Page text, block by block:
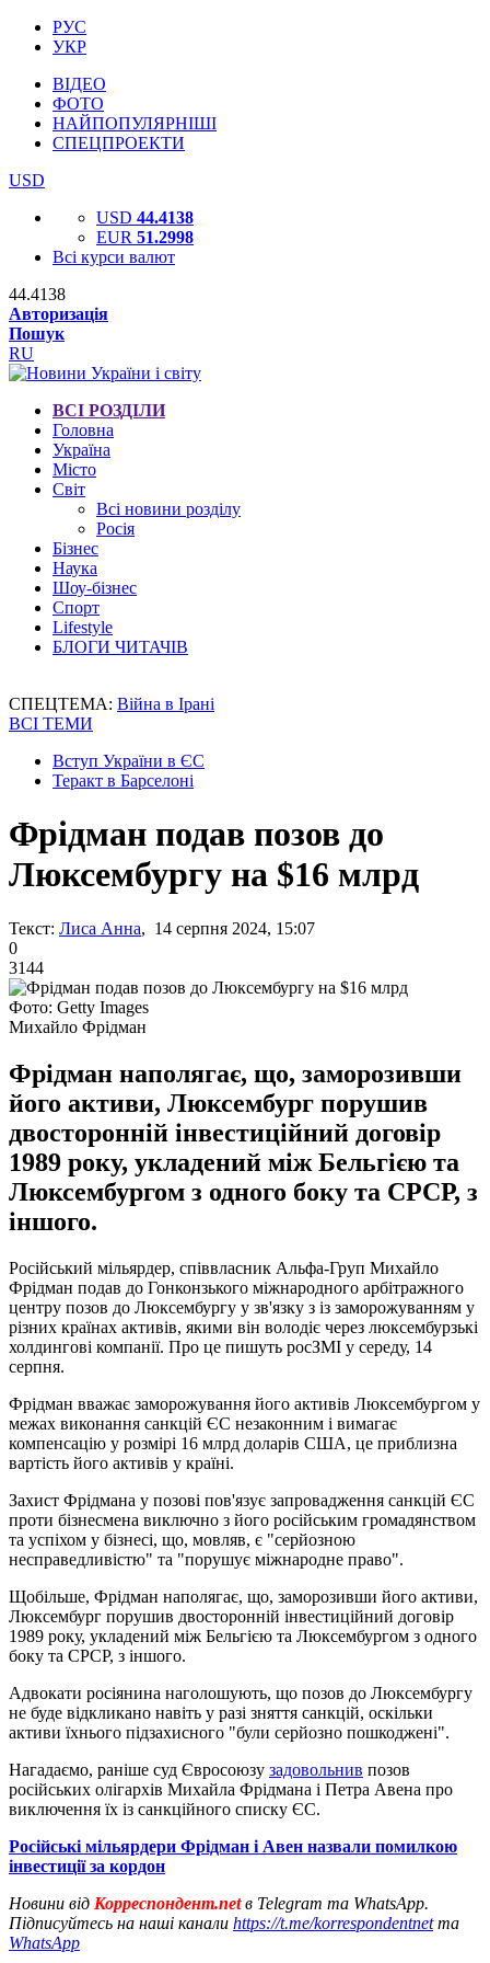
РУС
УКР
ВІДЕО
ФОТО
НАЙПОПУЛЯРНІШІ
СПЕЦПРОЕКТИ
USD
USD 44.4138
EUR 51.2998
Всі курси валют
44.4138
Авторизація
Пошук
RU
ВСІ РОЗДІЛИ
Головна
Україна
Місто
Світ
Всі новини розділу
Росія
Бізнес
Наука
Шоу-бізнес
Спорт
Lifestyle
БЛОГИ ЧИТАЧІВ
СПЕЦТЕМА: Війна в Ірані
ВСІ ТЕМИ
Вступ України в ЄС
Теракт в Барселоні
Фрідман подав позов до
Люксембургу на $16 млрд
Текст: Лиса Анна, 14 серпня 2024, 15:07
0
3144
Фото: Getty Images
Михайло Фрідман
Фрідман наполягає, що, заморозивши
його активи, Люксембург порушив
двосторонній інвестиційний договір
1989 року, укладений між Бельгією та
Люксембургом з одного боку та СРСР, з
іншого.
Російський мільярдер, співвласник Альфа-Груп Михайло
Фрідман подав до Гонконзького міжнародного арбітражного
центру позов до Люксембургу у зв'язку з із заморожуванням у
різних країнах активів, якими він володіє через люксембурзькі
холдингові компанії. Про це пишуть росЗМІ у середу, 14
серпня.
Фрідман вважає заморожування його активів Люксембургом у
межах виконання санкцій ЄС незаконним і вимагає
компенсацію у розмірі 16 млрд доларів США, це приблизна
вартість його активів у країні.
Захист Фрідмана у позові пов'язує запровадження санкцій ЄС
проти бізнесмена виключно з його російським громадянством
та успіхом у бізнесі, що, мовляв, є "серйозною
несправедливістю" та "порушує міжнародне право".
Щобільше, Фрідман наполягає, що, заморозивши його активи,
Люксембург порушив двосторонній інвестиційний договір
1989 року, укладений між Бельгією та Люксембургом з одного
боку та СРСР, з іншого.
Адвокати росіянина наголошують, що позов до Люксембургу
не буде відкликано навіть у разі зняття санкцій, оскільки
активи їхнього підзахисного "були серйозно пошкоджені".
Нагадаємо, раніше суд Євросоюзу задовольнив позов
російських олігархів Михайла Фрідмана і Петра Авена про
виключення їх із санкційного списку ЄС.
Російські мільярдери Фрідман і Авен назвали помилкою
інвестиції за кордон
Новини від Корреспондент.netв Telegram та WhatsApp.
Підписуйтесь на наші канали https://t.me/korrespondentnetта
WhatsApp